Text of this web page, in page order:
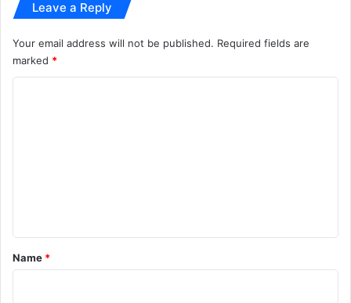
Leave a Reply
Your email address will not be published. Required fields are
marked *
*
Name *